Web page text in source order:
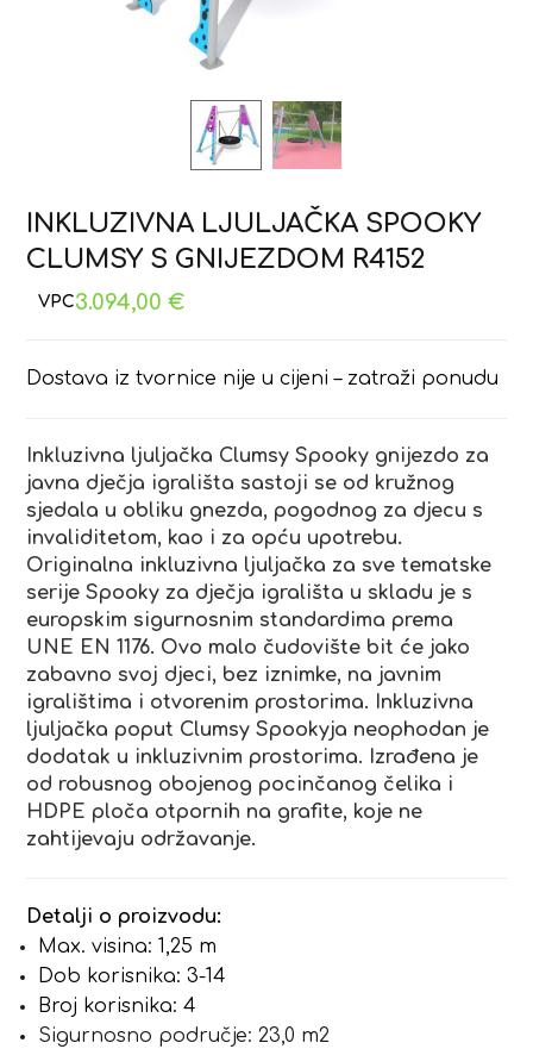
INKLUZIVNA LJULJAČKA SPOOKY
CLUMSY S GNIJEZDOM R4152
3.094,00€
Dostava iz tvornice nije u cijeni – zatraži ponudu
Inkluzivna ljuljačka Clumsy Spooky gnijezdo za
javna dječja igrališta sastoji se od kružnog
sjedala u obliku gnezda, pogodnog za djecu s
invaliditetom, kao i za opću upotrebu.
Originalna inkluzivna ljuljačka za sve tematske
serije Spooky za dječja igrališta u skladu je s
europskim sigurnosnim standardima prema
UNE EN 1176. Ovo malo čudovište bit će jako
zabavno svoj djeci, bez iznimke, na javnim
igralištima i otvorenim prostorima. Inkluzivna
ljuljačka poput Clumsy Spookyja neophodan je
dodatak u inkluzivnim prostorima. Izrađena je
od robusnog obojenog pocinčanog čelika i
HDPE ploča otpornih na grafite, koje ne
zahtijevaju održavanje.
Detalji o proizvodu:
Max. visina: 1,25 m
Dob korisnika: 3-14
Broj korisnika: 4
Sigurnosno područje: 23,0 m2